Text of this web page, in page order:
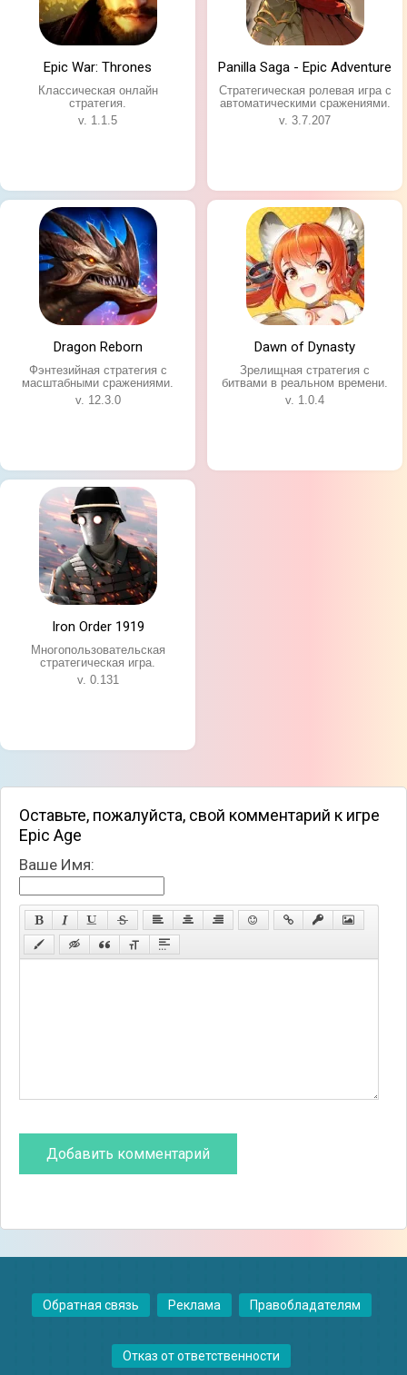
Сложная система прокачки и взаимодействия с
остальными странами.
Epic War: Thrones
Классическая онлайн
стратегия.
v. 1.1.5
Panilla Saga - Epic Adventure
Стратегическая ролевая игра с
автоматическими сражениями.
v. 3.7.207
Dragon Reborn
Фэнтезийная стратегия с
масштабными сражениями.
v. 12.3.0
Dawn of Dynasty
Зрелищная стратегия с
битвами в реальном времени.
v. 1.0.4
Iron Order 1919
Многопользовательская
стратегическая игра.
v. 0.131
Оставьте, пожалуйста, свой комментарий к игре
Epic Age
Ваше Имя:
Обратная связь Реклама Правобладателям
Отказ от ответственности